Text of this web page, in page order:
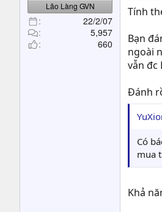
Lão Làng GVN
22/2/07
5,957
660
Tính
Bạn
ngoài
vẫn đc
Đánh
Có
mua
Khả